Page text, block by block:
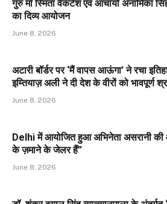
गुरु माँ स्मिता वेंकटेश एवं आचार्या अनामिका
का दिव्य आयोजन
June 8, 2026
अटारी बॉर्डर पर ‘मैं वापस आऊंगा’ ने रचा
इम्तियाज़ अली ने दी देश के वीरों को भावपूर्ण
June 8, 2026
Delhi में आयोजित हुआ अभिनेता असरानी की
के ज़माने के जेलर हैं”
June 8, 2026